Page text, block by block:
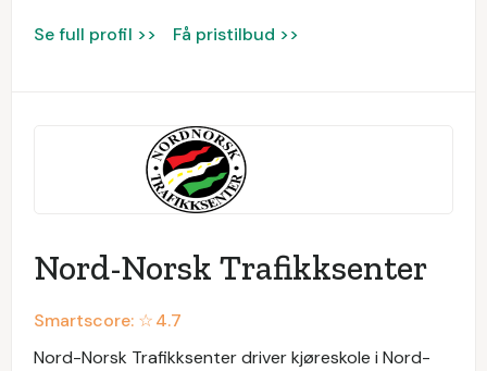
Se full profil >> Få pristilbud >>
Nord-Norsk Trafikksenter
Smartscore: ☆4.7
Nord-Norsk Trafikksenter driver kjøreskole i Nord-